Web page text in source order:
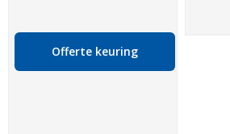
Offerte keuring